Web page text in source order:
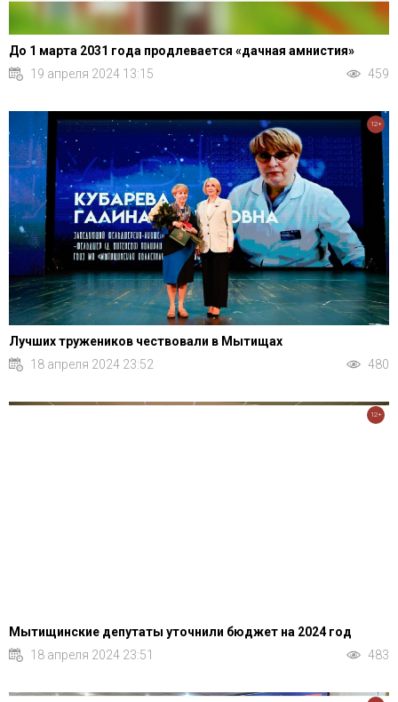
До 1 марта 2031 года продлевается «дачная амнистия»
19 апреля 2024 13:15
459
Лучших тружеников чествовали в Мытищах
18 апреля 2024 23:52
480
12+
Мытищинские депутаты уточнили бюджет на 2024 год
18 апреля 2024 23:51
483
12+